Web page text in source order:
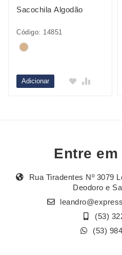
Sacochila Algodão
Código: 14851
Adicionar
Entre
Rua Tiradentes Nº 3079
Deodoro e
(53)
(53)